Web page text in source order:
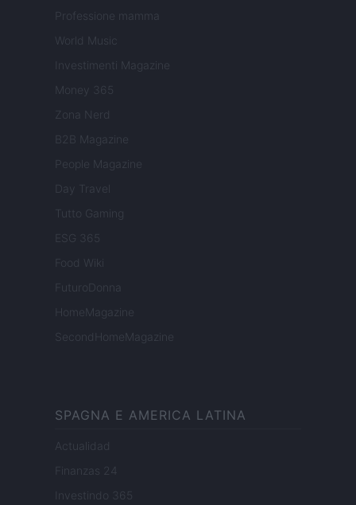
Professione mamma
World Music
Investimenti Magazine
Money 365
Zona Nerd
B2B Magazine
People Magazine
Day Travel
Tutto Gaming
ESG 365
Food Wiki
FuturoDonna
HomeMagazine
SecondHomeMagazine
SPAGNA E AMERICA LATINA
Actualidad
Finanzas 24
Investindo 365